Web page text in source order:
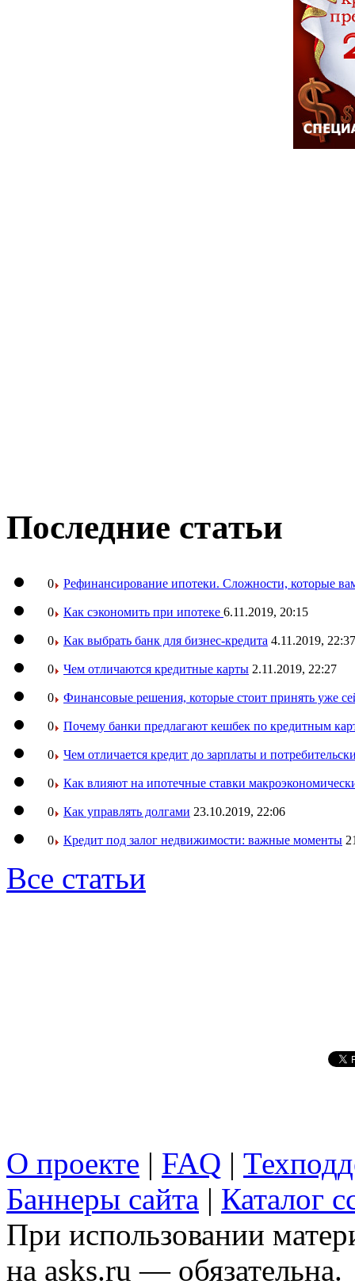
Последние статьи
0 Рефинансирование ипотеки. Сложности, которые
0 Как сэкономить при ипотеке 6.11.2019, 20:15
0 Как выбрать банк для бизнес-кредита 4.11.2019, 22:37
0 Чем отличаются кредитные карты 2.11.2019, 22:27
0 Финансовые решения, которые стоит принять уже
0 Почему банки предлагают кешбек по кредитным
0 Чем отличается кредит до зарплаты и
0 Как влияют на ипотечные ставки
0 Как управлять долгами 23.10.2019, 22:06
0 Кредит под залог недвижимости: важные моменты
Все статьи
О проекте | FAQ |
Баннеры сайта | Каталог
При использовании
на asks.ru — обязательна.